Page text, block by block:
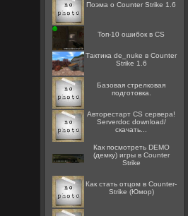
Поэма о Counter Strike 1.6
Топ-10 ошибок в CS
Тактика de_nuke в Counter
Strike 1.6
Базовая стрелковая
подготовка.
Авторестарт CS сервера!
Serverdoc download/
скачать...
Как посмотреть DEMO
(демку) игры в Counter
Strike
Как стать отцом в Counter-
Strike (Юмор)